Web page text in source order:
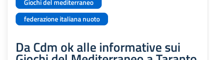
Giochi del mediterraneo
federazione italiana nuoto
Da Cdm ok alle informative sui